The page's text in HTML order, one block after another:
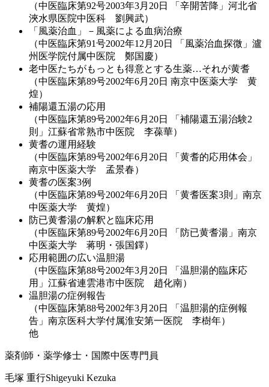
（中医臨床第92号2003年3月20日 「辛開苦降」河北省
浹水県医院中医科 劉興武）
「風薬治血」－風薬による血病治療
（中医臨床第91号2002年12月20日 「風薬治血探微」瀘
州医学院付属中医院 鄭国慶）
老中医たちがもっとも得意とする生薬…それが黄耆
（中医臨床第89号2002年6月20日 南京中医薬大学 黄
煌）
補陽還五湯の応用
（中医臨床第89号2002年6月20日 「補陽還五湯治験2
則」江蘇省常熟市中医院 李葆華）
黄耆の運用経験
（中医臨床第89号2002年6月20日 「黄耆的応用体会」
南京中医薬大学 孟景春）
黄耆の医案3例
（中医臨床第89号2002年6月20日 「黄耆医案3則」南京
中医薬大学 黄煌）
防已黄耆湯の解釈と臨床応用
（中医臨床第89号2002年6月20日 「防已黄耆湯」南京
中医薬大学 蒋明・張国鐸）
応用範囲の広い温胆湯
（中医臨床第88号2002年3月20日 「温胆湯的臨床応
用」江蘇省連雲港市中医院 趙化南）
温胆湯の症例報告
（中医臨床第88号2002年3月20日 「温胆湯的症例報
告」南京医科大学付属淮安第一医院 李樹年）
他
薬剤師・薬学修士・国際中医専門員
毛塚 重行Shigeyuki Kezuka